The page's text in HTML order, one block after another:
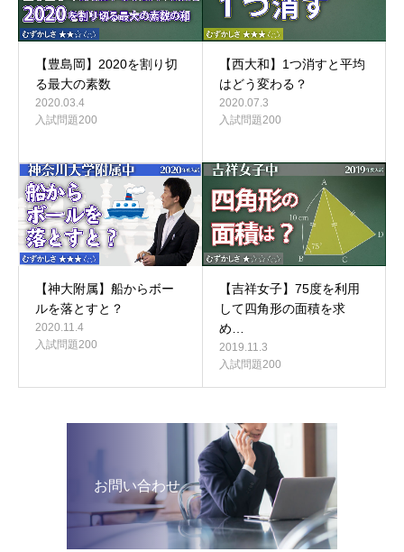
【豊島岡】2020を割り切
る最大の素数
2020.03.4
入試問題200
【西大和】1つ消すと平均
はどう変わる？
2020.07.3
入試問題200
【神大附属】船からボー
ルを落とすと？
2020.11.4
入試問題200
【吉祥女子】75度を利用
して四角形の面積を求
め…
2019.11.3
入試問題200
お問い合わせ